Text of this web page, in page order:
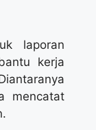
laporan
kerja
mencatat